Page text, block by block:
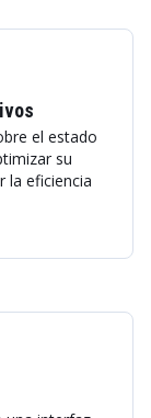
el estado
su
la eficiencia